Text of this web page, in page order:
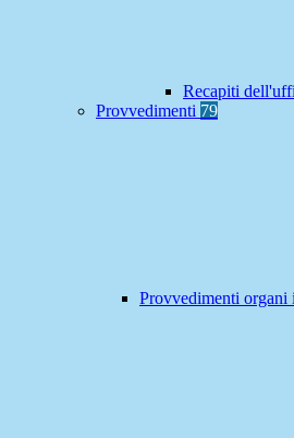
Recapiti
Provvedimenti 79
Provvedimenti